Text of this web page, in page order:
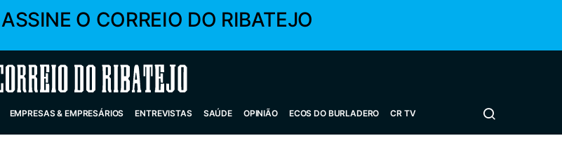
ASSINE O CORREIO DO RIBATEJO
Correio do Ribatejo
EMPRESAS & EMPRESÁRIOS ENTREVISTAS SAÚDE OPINIÃO ECOS DO BURLADERO CR TV